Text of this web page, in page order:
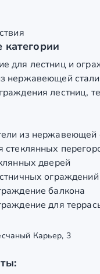
для лестниц и
нержавеющей стали
лестниц,
из нержавеющей
стеклянных
дверей
ограждений
балкона
для
Карьер, 3